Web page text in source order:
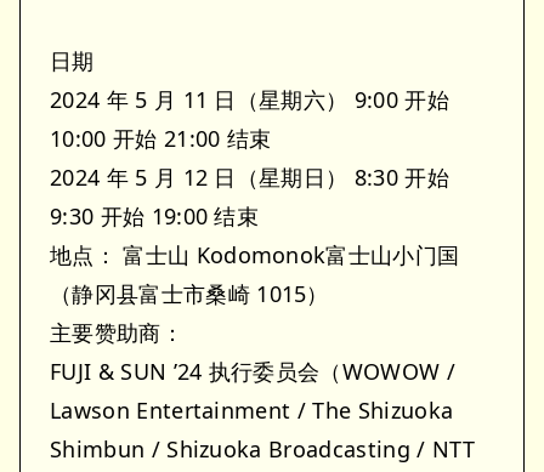
日期
2024 年 5 月 11 日（星期六） 9:00 开始
10:00 开始 21:00 结束
2024 年 5 月 12 日（星期日） 8:30 开始
9:30 开始 19:00 结束
地点： 富士山 Kodomonok富士山小门国
（静冈县富士市桑崎 1015）
主要赞助商：
FUJI & SUN ’24 执行委员会（WOWOW /
Lawson Entertainment / The Shizuoka
Shimbun / Shizuoka Broadcasting / NTT